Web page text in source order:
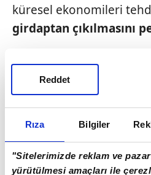
Rıza Bilgiler
"Sitelerimizde reklam ve
yürütülmesi amaçları ile
Reddet
küresel ekonomileri
girdaptan çıkılmasını
kesimlerin rantlarına
ve kaosun
başını ise İsrail
Netanyahu
çekiyor.
ikbalikaosların
yayılmasına bağlı.